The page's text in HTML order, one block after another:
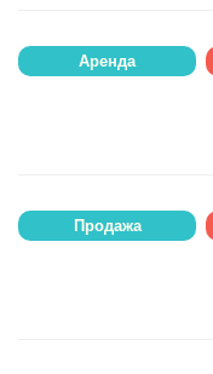
Аренда
Продажа